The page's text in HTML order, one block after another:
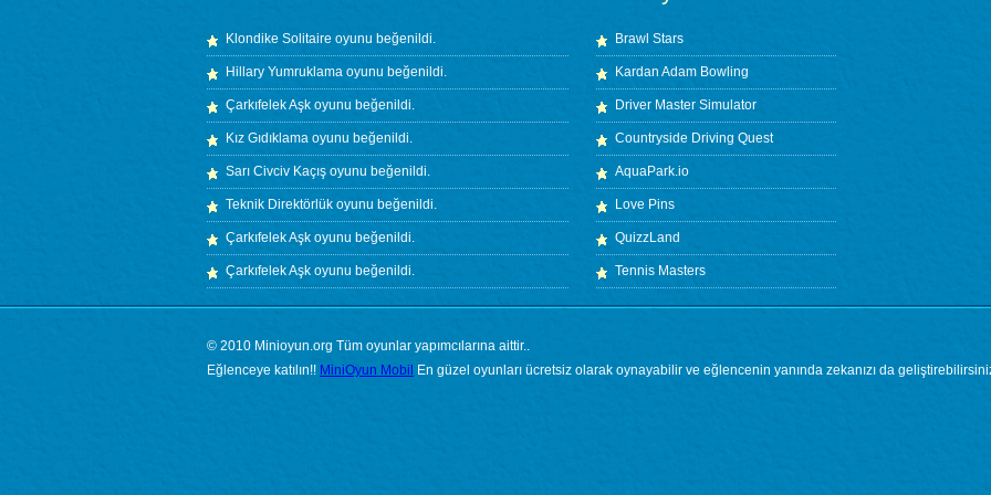
Klondike Solitaire oyunu beğenildi.
Hillary Yumruklama oyunu beğenildi.
Çarkıfelek Aşk oyunu beğenildi.
Kız Gıdıklama oyunu beğenildi.
Sarı Civciv Kaçış oyunu beğenildi.
Teknik Direktörlük oyunu beğenildi.
Çarkıfelek Aşk oyunu beğenildi.
Çarkıfelek Aşk oyunu beğenildi.
Brawl Stars
Kardan Adam Bowling
Driver Master Simulator
Countryside Driving Quest
AquaPark.io
Love Pins
QuizzLand
Tennis Masters
© 2010 Minioyun.org Tüm oyunlar yapımcılarına aittir..
Eğlenceye katılın!! MiniOyun Mobil En güzel oyunları ücretsiz olarak oynayabilir ve eğlencenin yanında zekanızı da